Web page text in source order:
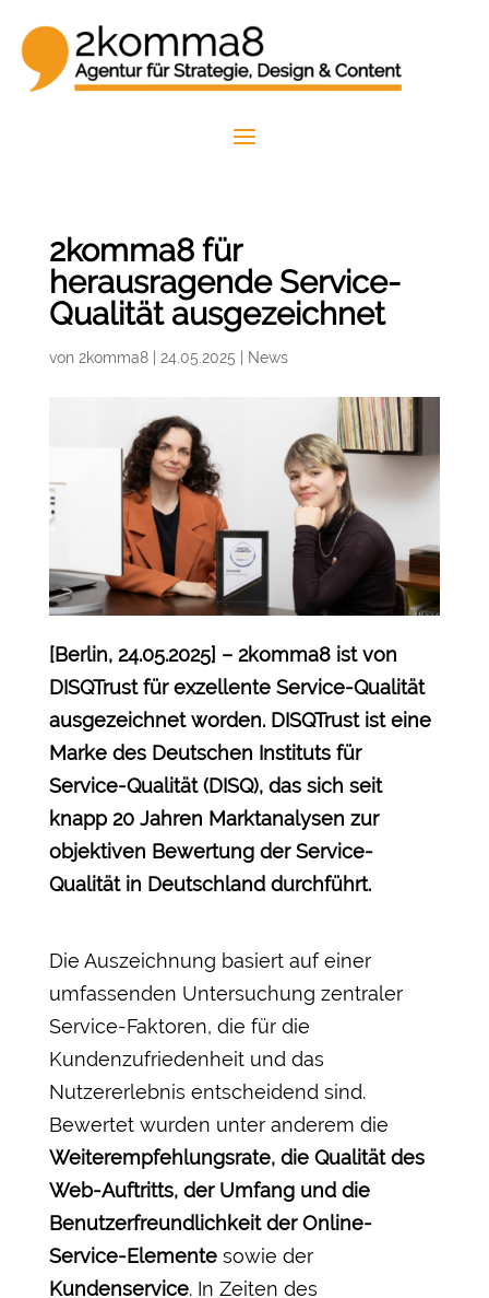
2komma8 für
herausragende Service-
Qualität ausgezeichnet
von 2komma8| 24.05.2025 News
[Berlin, 24.05.2025] – 2komma8 ist von
DISQTrust für exzellente Service-Qualität
ausgezeichnet worden. DISQTrust ist eine
Marke des Deutschen Instituts für
Service-Qualität (DISQ), das sich seit
knapp 20 Jahren Marktanalysen zur
objektiven Bewertung der Service-
Qualität in Deutschland durchführt.
Die Auszeichnung basiert auf einer
umfassenden Untersuchung zentraler
Service-Faktoren, die für die
Kundenzufriedenheit und das
Nutzererlebnis entscheidend sind.
Bewertet wurden unter anderem die
Weiterempfehlungsrate, die Qualität des
Web-Auftritts, der Umfang und die
Benutzerfreundlichkeit der Online-
Service-Elementesowie der
Kundenservice. In Zeiten des